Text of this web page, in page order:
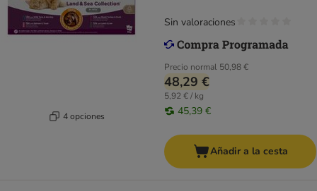
4 opciones
Precio normal 50,98 €
48,29 €
5,92 € / kg
45,39 €
Sin valoraciones
Añadir a la cesta